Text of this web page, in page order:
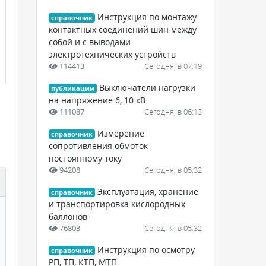
справочник
Инструкция по монтажу
контактных соединений шин между
собой и с выводами
электротехнических устройств
114413 Сегодня, в 07:19
публикации
Выключатели нагрузки
на напряжение 6, 10 кВ
111087 Сегодня, в 06:13
справочник
Измерение
сопротивления обмоток
постоянному току
94208 Сегодня, в 05:32
справочник Эксплуатация, хранение
и транспортировка кислородных
баллонов
76803 Сегодня, в 05:32
справочник
Инструкция по осмотру
РП, ТП, КТП, МТП